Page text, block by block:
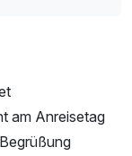
am Anreisetag